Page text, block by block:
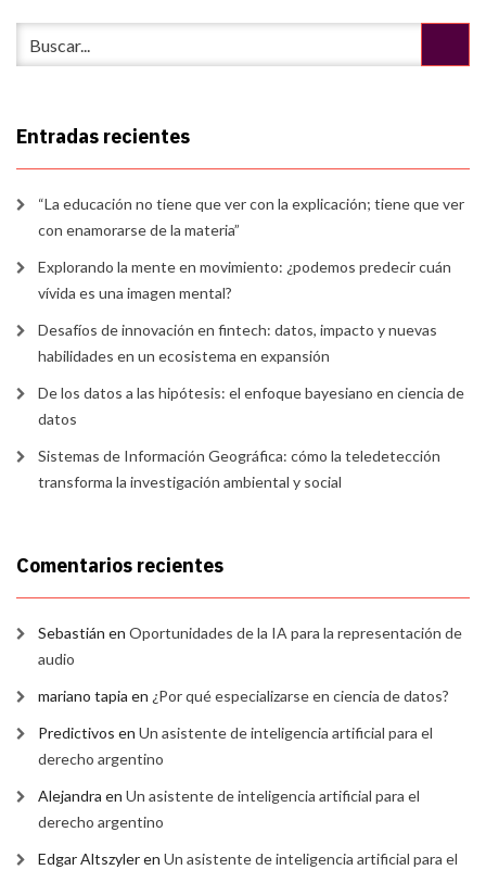
Entradas recientes
“La educación no tiene que ver con la explicación; tiene que ver
con enamorarse de la materia”
Explorando la mente en movimiento: ¿podemos predecir cuán
vívida es una imagen mental?
Desafíos de innovación en fintech: datos, impacto y nuevas
habilidades en un ecosistema en expansión
De los datos a las hipótesis: el enfoque bayesiano en ciencia de
datos
Sistemas de Información Geográfica: cómo la teledetección
transforma la investigación ambiental y social
Comentarios recientes
Sebastián en Oportunidades de la IA para la representación de
audio
mariano tapia en ¿Por qué especializarse en ciencia de datos?
Predictivos en Un asistente de inteligencia artificial para el
derecho argentino
Alejandra en Un asistente de inteligencia artificial para el
derecho argentino
Edgar Altszyleren Un asistente de inteligencia artificial para el